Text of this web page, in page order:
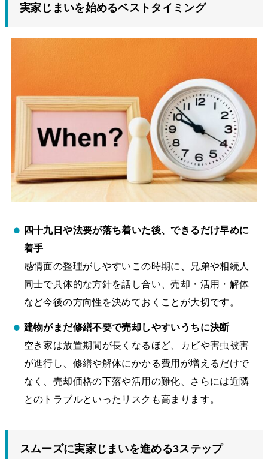
実家じまいを始めるベストタイミング
四十九日や法要が落ち着いた後、できるだけ早めに
着手
感情面の整理がしやすいこの時期に、兄弟や相続人
同士で具体的な方針を話し合い、売却・活用・解体
など今後の方向性を決めておくことが大切です。
建物がまだ修繕不要で売却しやすいうちに決断
空き家は放置期間が長くなるほど、カビや害虫被害
が進行し、修繕や解体にかかる費用が増えるだけで
なく、売却価格の下落や活用の難化、さらには近隣
とのトラブルといったリスクも高まります。
スムーズに実家じまいを進める3ステップ